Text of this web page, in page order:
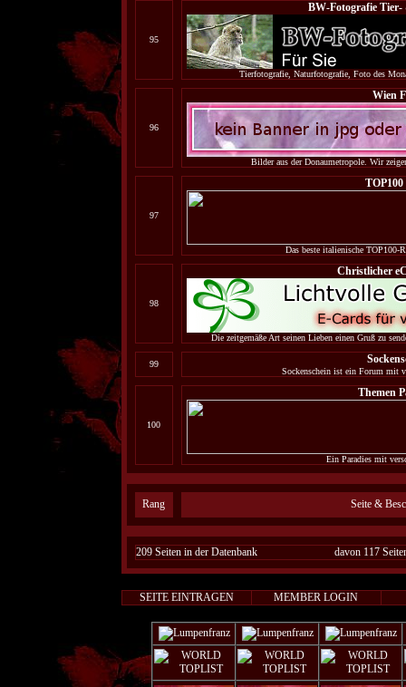
95
BW-Fotografie
Tierfotografie, Naturfotografie, Foto des
96
Wien
Bilder aus der Donaumetropole. Wir
97
TOP100
Das beste italienische TOP100-
98
Christlicher
Die zeitgemäße Art seinen Lieben einen Gruß zu
99
Sockenschein ist ein Forum mit
100
Themen
Ein Paradies mit
Rang Seite &
209 Seiten in der Datenbank davon 117
SEITE EINTRAGEN MEMBER LOGIN